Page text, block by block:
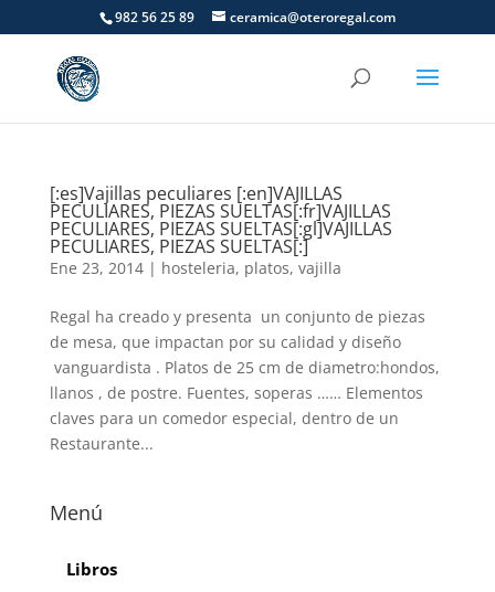
982 56 25 89 ceramica@oteroregal.com
[:es]Vajillas peculiares [:en]VAJILLAS
PECULIARES, PIEZAS SUELTAS[:fr]VAJILLAS
PECULIARES, PIEZAS SUELTAS[:gl]VAJILLAS
PECULIARES, PIEZAS SUELTAS[:]
Ene 23, 2014| hosteleria, platos, vajilla
Regal ha creado y presenta un conjunto de piezas
de mesa, que impactan por su calidad y diseño
vanguardista . Platos de 25 cm de diametro:hondos,
llanos , de postre. Fuentes, soperas …… Elementos
claves para un comedor especial, dentro de un
Restaurante...
Menú
Libros